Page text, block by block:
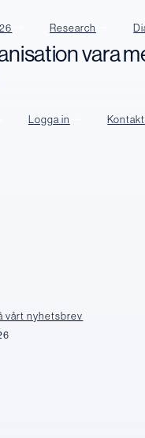
Research
vara
Logga in
vårt nyhetsbrev